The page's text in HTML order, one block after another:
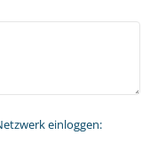
einloggen: